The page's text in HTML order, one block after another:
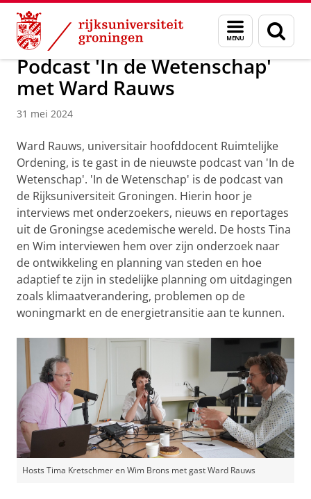
Skip
Content
Skip
Navigation
Menu
en
zoeken
Over ons Actueel Nieuws
Podcast 'In de Wetenschap'
met Ward Rauws
31 mei 2024
Ward Rauws, universitair hoofddocent Ruimtelijke
Ordening, is te gast in de nieuwste podcast van 'In de
Wetenschap'. 'In de Wetenschap' is de podcast van
de Rijksuniversiteit Groningen. Hierin hoor je
interviews met onderzoekers, nieuws en reportages
uit de Groningse acedemische wereld. De hosts Tina
en Wim interviewen hem over zijn onderzoek naar
de ontwikkeling en planning van steden en hoe
adaptief te zijn in stedelijke planning om uitdagingen
zoals klimaatverandering, problemen op de
woningmarkt en de energietransitie aan te kunnen.
Hosts Tima Kretschmer en Wim Brons met gast Ward Rauws